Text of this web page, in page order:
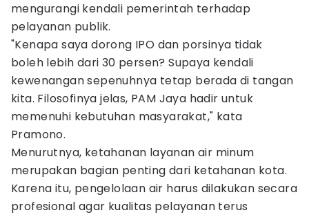
mengurangi kendali pemerintah terhadap
pelayanan publik.
"Kenapa saya dorong IPO dan porsinya tidak
boleh lebih dari 30 persen? Supaya kendali
kewenangan sepenuhnya tetap berada di tangan
kita. Filosofinya jelas, PAM Jaya hadir untuk
memenuhi kebutuhan masyarakat," kata
Pramono.
Menurutnya, ketahanan layanan air minum
merupakan bagian penting dari ketahanan kota.
Karena itu, pengelolaan air harus dilakukan secara
profesional agar kualitas pelayanan terus